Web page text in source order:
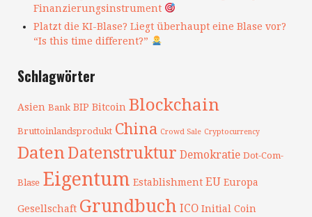
Finanzierungsinstrument
Platzt die KI-Blase? Liegt überhaupt eine Blase vor?
“Is this time different?”
Schlagwörter
Asien Bank BIP Bitcoin Blockchain
Bruttoinlandsprodukt China Crowd Sale Cryptocurrency
DatenDatenstruktur Demokratie Dot-Com-
Blase Eigentum Establishment EU Europa
Gesellschaft Grundbuch ICO Initial Coin